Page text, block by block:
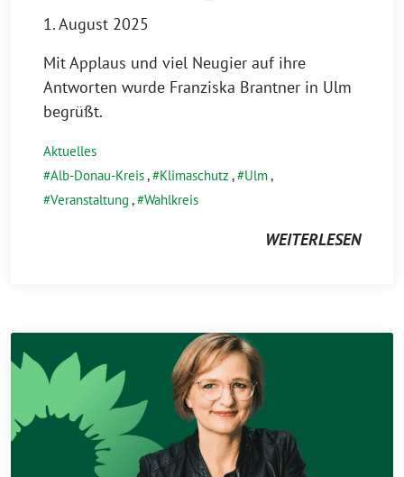
1. August 2025
Mit Applaus und viel Neugier auf ihre
Antworten wurde Franziska Brantner in Ulm
begrüßt.
Aktuelles
Alb-Donau-Kreis, Klimaschutz , Ulm,
Veranstaltung , Wahlkreis
WEITERLESEN